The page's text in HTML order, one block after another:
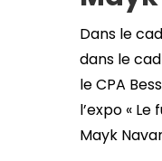
Dans le
dans le
le CPA
l’expo «
Mayk